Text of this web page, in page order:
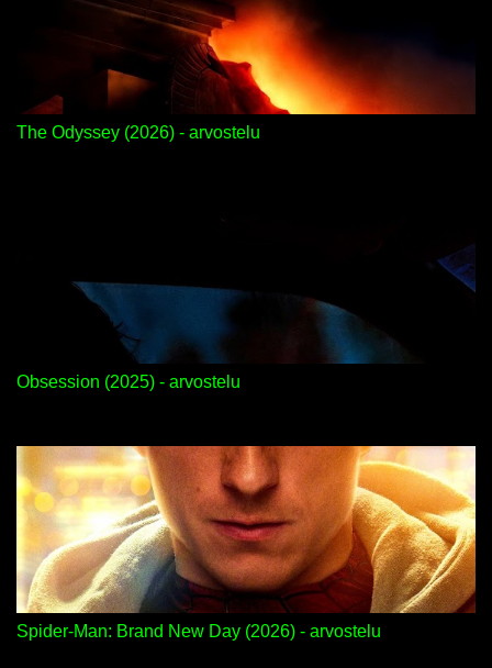
The Odyssey (2026) - arvostelu
Obsession (2025) - arvostelu
Spider-Man: Brand New Day (2026) - arvostelu